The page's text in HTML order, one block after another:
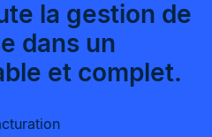
la gestion de
dans un
et complet.